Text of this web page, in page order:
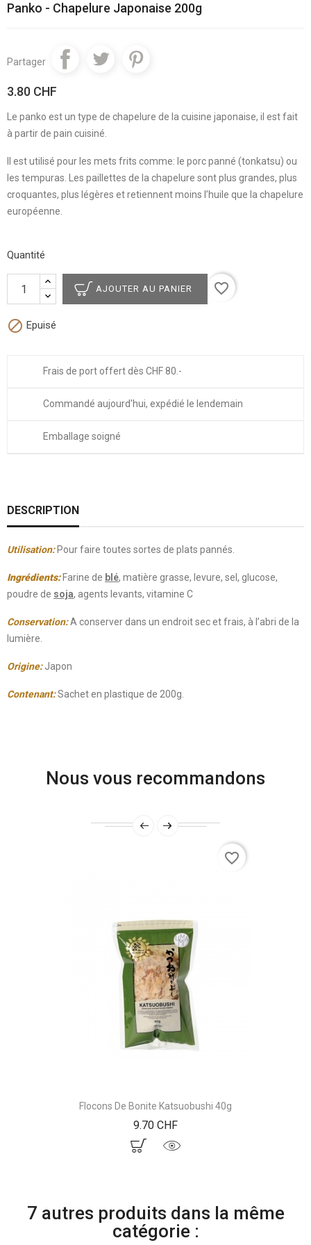
Panko - Chapelure Japonaise 200g
Partager
3.80 CHF
Le panko est un type de chapelure de la cuisine japonaise, il est fait
à partir de pain cuisiné.
Il est utilisé pour les mets frits comme: le porc panné (tonkatsu) ou
les tempuras. Les paillettes de la chapelure sont plus grandes, plus
croquantes, plus légères et retiennent moins l’huile que la chapelure
européenne.
Quantité
AJOUTER AU PANIER favorite_border
 Epuisé
Frais de port offert dès CHF 80.-
Commandé aujourd'hui, expédié le lendemain
Emballage soigné
DESCRIPTION
Utilisation:Pour faire toutes sortes de plats pannés.
Ingrédients: Farine de blé, matière grasse, levure, sel, glucose,
poudre de soja, agents levants, vitamine C
Conservation:A conserver dans un endroit sec et frais, à l’abri de la
lumière.
Origine:Japon
Contenant:Sachet en plastique de 200g.
Nous vous recommandons
Flocons De Bonite Katsuobushi 40g
9.70 CHFPrix
favorite_border
7 autres produits dans la même
catégorie :